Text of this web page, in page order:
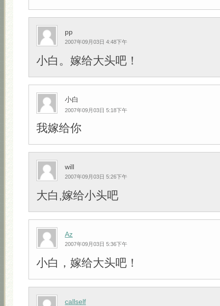
pp
2007年09月03日 4:48下午
小白。嫁给大头吧！
小白
2007年09月03日 5:18下午
我嫁给你
will
2007年09月03日 5:26下午
大白,嫁给小头吧
Az
2007年09月03日 5:36下午
小白，嫁给大头吧！
callself